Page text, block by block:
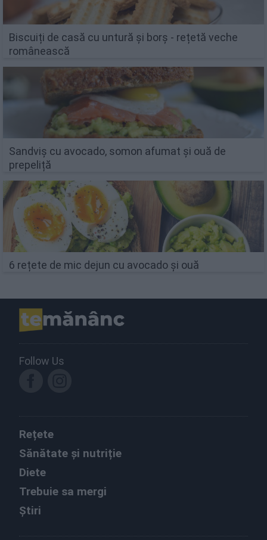
Biscuiți de casă cu untură și borș - rețetă veche
românească
Sandviș cu avocado, somon afumat și ouă de
prepeliță
6 rețete de mic dejun cu avocado și ouă
Follow Us
Rețete
Sănătate și nutriție
Diete
Trebuie sa mergi
Știri